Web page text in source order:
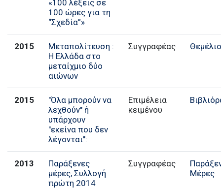
«100 λέξεις σε
100 ώρες για τη
“Σχεδία”»
2015
Μεταπολίτευση :
Η Ελλάδα στο
μεταίχμιο δύο
αιώνων
Συγγραφέας
2015
"Όλα μπορούν να
λεχθούν" ή
υπάρχουν
"εκείνα που δεν
λέγονται":
Επιμέλεια
κειμένου
2013
Παράξενες
μέρες, Συλλογή
πρώτη 2014
Συγγραφέας
Μέρες